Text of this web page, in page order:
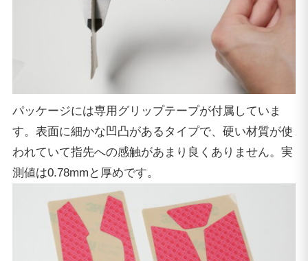
パッケージには専用グリップテープが付属していま
す。表面に細かな凹凸があるタイプで、硬い材質が使
われていて指先への感触があまり良くありません。実
測値は0.78mmと厚めです。